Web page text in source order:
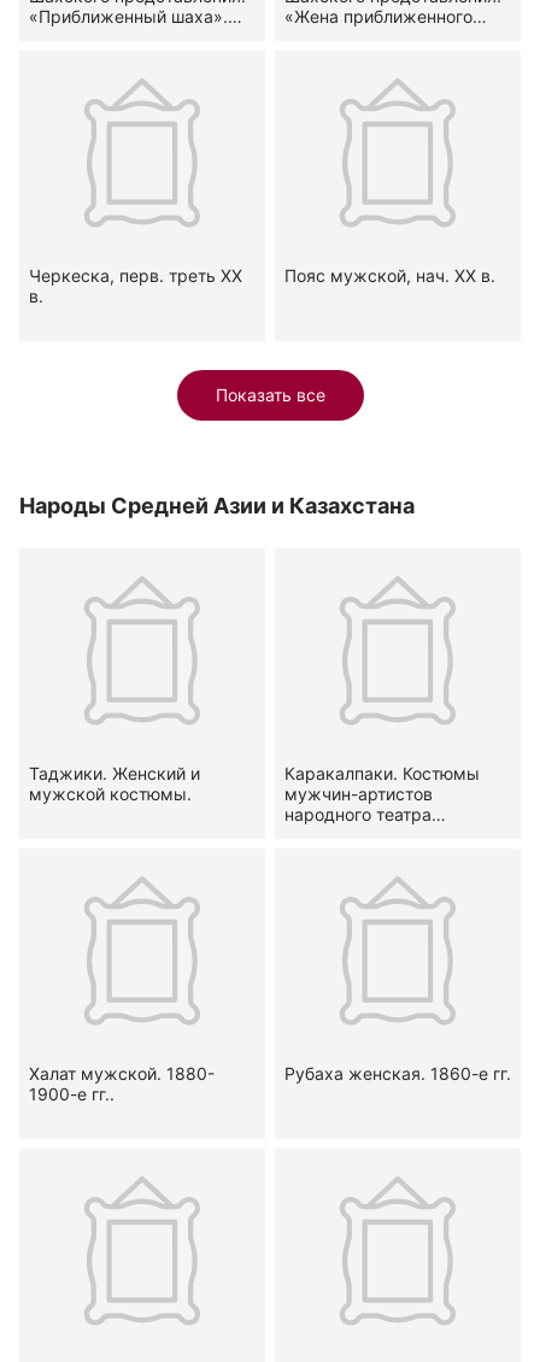
«Приближенный шаха».
«Жена приближенного
Черкеска, перв. треть XX
в.
Пояс мужской, нач. XX в.
Показать все
Народы Средней Азии и Казахстана
Таджики. Женский и
мужской костюмы.
Каракалпаки. Костюмы
мужчин-артистов
народного театра
Халат мужской. 1880-
1900-е гг..
Рубаха женская. 1860-е гг.